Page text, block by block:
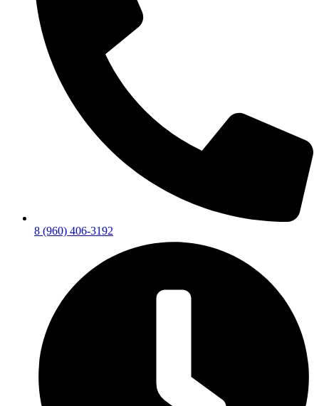
8 (960) 406-3192